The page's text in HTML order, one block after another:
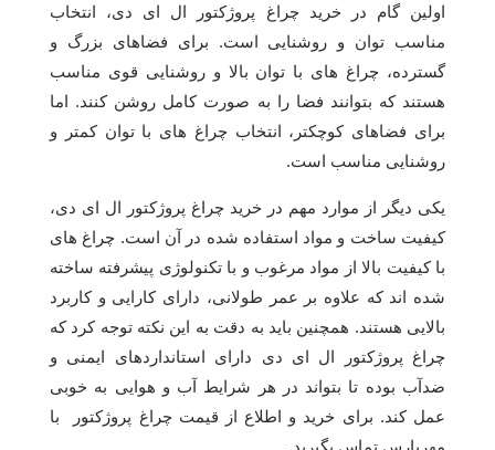
اولین گام در خرید چراغ پروژکتور ال ای دی، انتخاب
مناسب توان و روشنایی است. برای فضاهای بزرگ و
گسترده، چراغ های با توان بالا و روشنایی قوی مناسب
هستند که بتوانند فضا را به صورت کامل روشن کنند. اما
برای فضاهای کوچکتر، انتخاب چراغ های با توان کمتر و
روشنایی مناسب است.
یکی دیگر از موارد مهم در خرید چراغ پروژکتور ال ای دی،
کیفیت ساخت و مواد استفاده شده در آن است. چراغ های
با کیفیت بالا از مواد مرغوب و با تکنولوژی پیشرفته ساخته
شده اند که علاوه بر عمر طولانی، دارای کارایی و کاربرد
بالایی هستند. همچنین باید به دقت به این نکته توجه کرد که
چراغ پروژکتور ال ای دی دارای استانداردهای ایمنی و
ضدآب بوده تا بتواند در هر شرایط آب و هوایی به خوبی
عمل کند. برای خرید و اطلاع از قیمت چراغ پروژکتور با
مهرپارس تماس بگیرید.